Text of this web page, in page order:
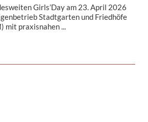
Girls’Day am 23. April 2026
Stadtgarten und Friedhöfe
mit praxisnahen ...